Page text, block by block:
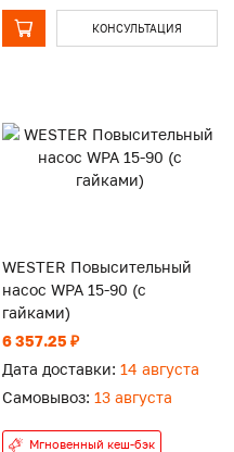
КОНСУЛЬТАЦИЯ
WESTER Повысительный
насос WPA 15-90 (с
гайками)
6 357.25 ₽
Дата доставки: 14 августа
Самовывоз: 13 августа
Мгновенный кеш-бэк